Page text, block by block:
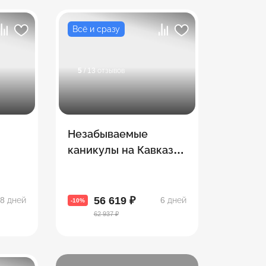
8 дней
Всё и сразу
5 / 13 отзывов
Незабываемые
каникулы на Кавказе.
-10% 56 619 ₽
62 937 ₽
6 дней